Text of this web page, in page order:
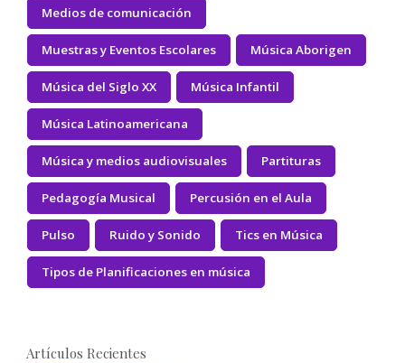
Medios de comunicación
Muestras y Eventos Escolares Música Aborigen
Música del Siglo XX Música Infantil
Música Latinoamericana
Música y medios audiovisuales Partituras
Pedagogía Musical Percusión en el Aula
Pulso Ruido y Sonido Tics en Música
Tipos de Planificaciones en música
Artículos Recientes